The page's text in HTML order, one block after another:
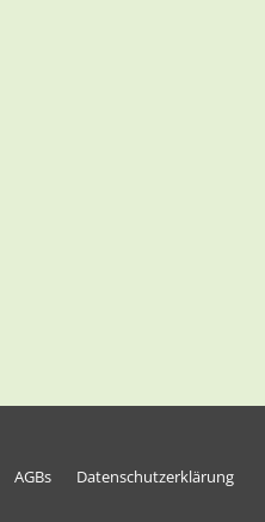
AGBs
Datenschutzerklärung